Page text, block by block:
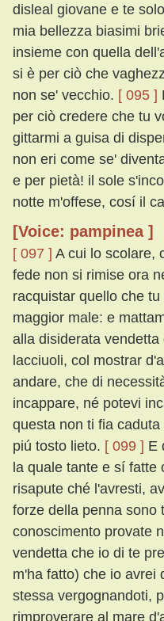
disleal giovane e te
mia bellezza biasimi
insieme con quella
si è per ciò che
non se' vecchio. [ 095 ]
per ciò credere che tu
gittarmi a guisa di
non eri come se'
e per pietà! il sole
notte m'offese, cosí il
[Voice: pampinea ]
[ 097 ] A cui lo scolare,
fede non si rimise ora
racquistar quello che
maggior male: e
alla disiderata
lacciuoli, col mostrar
andare, che di
incappare, né potevi
questa non ti fia
piú tosto lieto. [ 099 ] E
la quale tante e sí fatte
risapute ché l'avresti,
forze della penna sono
conoscimento provate
vendetta che io di te
m'ha fatto) che io avrei
stessa vergognandoti,
rimproverare al mare